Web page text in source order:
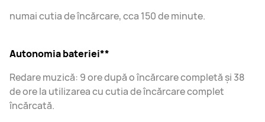
numai cutia de încărcare, cca 150 de minute.
Autonomia bateriei**
Redare muzică: 9 ore după o încărcare completă și 38
de ore la utilizarea cu cutia de încărcare complet
încărcată.